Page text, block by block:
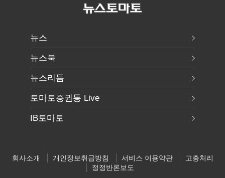
비용부터 챙긴다
뉴스
뉴스북
뉴스리듬
토마토증권통 Live
IB토마토
회사소개 개인정보취급방침 서비스 이용약관
고충처리
정정반론보도